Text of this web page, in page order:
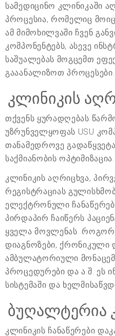
სამედიცინო კლინიკაში
პროცესია, რომელიც
ამ მიმოხილვაში ჩვენ
კომპონენტებს, ასევე
საშუალებას მოგცემთ
გააანალიზოთ პროცესები.
კლინიკის
თქვენს ყურადღებას
უზრუნველყოფას USU
თანამედროვე
საქმიანობის ოპტიმიზაცია.
კლინიკის აღრიცხვა,
რეგისტრაციას
ელექტრონული
პირდაპირ ჩაიწერს
ყველა მოვლენას.
დიაგნოზები, ქრონიკული
ამბულატორიული
პროცედურები და ა.შ. ეს
სისტემაში და
ბუღალტერია
კლინიკის ჩანაწერები